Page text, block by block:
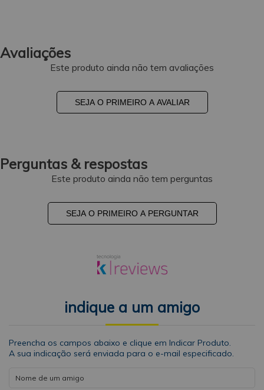
Avaliações
Este produto ainda não tem avaliações
SEJA O PRIMEIRO A AVALIAR
Perguntas & respostas
Este produto ainda não tem perguntas
SEJA O PRIMEIRO A PERGUNTAR
indique a um amigo
Preencha os campos abaixo e clique em Indicar Produto.
A sua indicação será enviada para o e-mail especificado.